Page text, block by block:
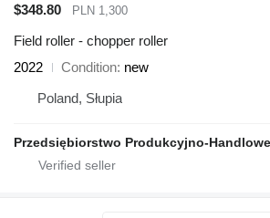
$348.80
PLN 1,300
Field roller - chopper roller
2022
Condition new
Poland, Słupia